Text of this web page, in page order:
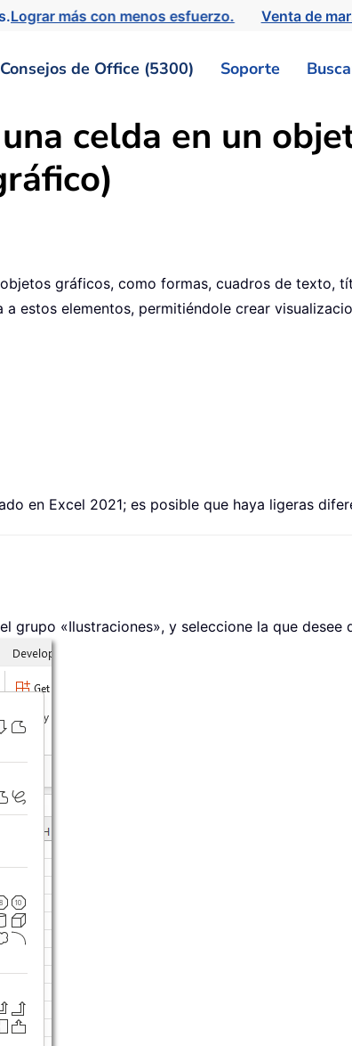
Lograr más con menos esfuerzo. Venta de
Consejos de Office (5300) Soporte
celda en un
gráficos, como formas, cuadros de texto,
estos elementos, permitiéndole crear
en Excel 2021; es posible que haya ligeras
grupo «Ilustraciones», y seleccione la que desee